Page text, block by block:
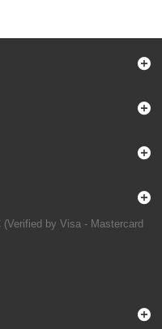
by Visa - Mastercard